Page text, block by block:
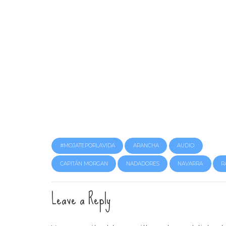
#MOJATEPORLAVIDA ARANCHA AUDIO
CAPITÁN MORGAN NADADORES NAVARRA
Leave a Reply